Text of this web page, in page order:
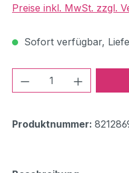
Preise inkl. MwSt. zzgl.
Sofort verfügbar,
Produkt Anzahl:
Produktnummer: